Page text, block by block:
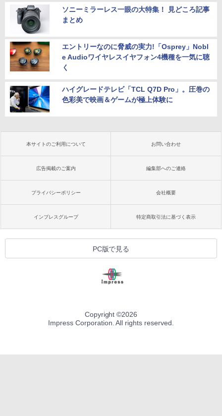
ソニーミラーレス一眼の大特集！ 見どころ記事
まとめ
エントリーなのに脅威の実力!「Osprey」Nobl
e Audioワイヤレスイヤフォン4機種を一気に聴
く
ハイグレードテレビ「TCL Q7D Pro」。圧巻の
色彩美で映画＆ゲームが極上体験に
本サイトのご利用について お問い合わせ
広告掲載のご案内 編集部へのご連絡
プライバシーポリシー 会社概要
インプレスグループ 特定商取引法に基づく表示
PC版で見る
Copyright ©2026
Impress Corporation. All rights reserved.